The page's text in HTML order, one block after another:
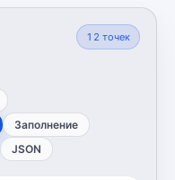
12 точек
Заполнение
JSON